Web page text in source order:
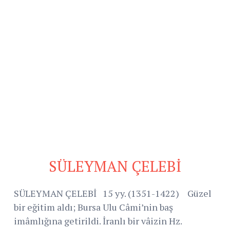
SÜLEYMAN ÇELEBİ
SÜLEYMAN ÇELEBİ 15 yy. (1351-1422) Güzel
bir eğitim aldı; Bursa Ulu Câmi’nin baş
imâmlığına getirildi. İranlı bir vâizin Hz.